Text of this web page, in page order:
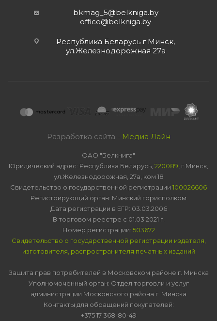
bkmag_5@belkniga.by
office@belkniga.by
Республика Беларусь г.Минск,
ул.Железнодорожная 27а
Разработка сайта - Медиа Лайн
ОАО "Белкнига"
Юридический адрес: Республика Беларусь, 220089 , г.Минск,
ул.Железнодорожная, 27а, ком 18
Свидетельство о государственной регистрации 100026606
Регистрирующий орган: Минский горисполком
Дата регистрации в ЕГР: 03.03.2006
В торговом реестре с 01.03.2021 г.
Номер регистрации: 503672
Свидетельство о государственной регистрации издателя,
изготовителя, распространителя печатных изданий
Защита прав потребителей в Московском районе г. Минска
Уполномоченный орган: Отдел торговли и услуг
администрации Московского района г. Минска
Контакты для обращений покупателей:
+375 17 368-80-49